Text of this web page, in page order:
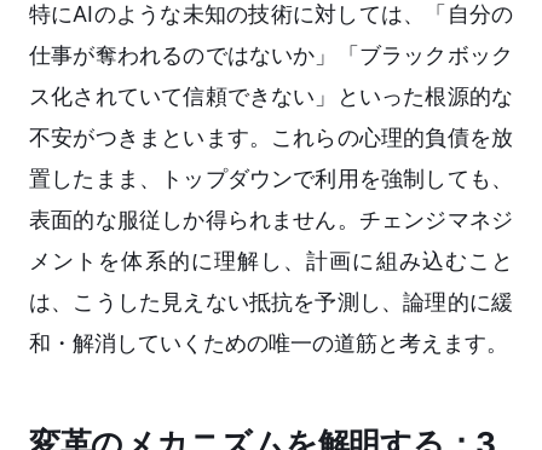
特にAIのような未知の技術に対しては、「自分の
仕事が奪われるのではないか」「ブラックボック
ス化されていて信頼できない」といった根源的な
不安がつきまといます。これらの心理的負債を放
置したまま、トップダウンで利用を強制しても、
表面的な服従しか得られません。チェンジマネジ
メントを体系的に理解し、計画に組み込むこと
は、こうした見えない抵抗を予測し、論理的に緩
和・解消していくための唯一の道筋と考えます。